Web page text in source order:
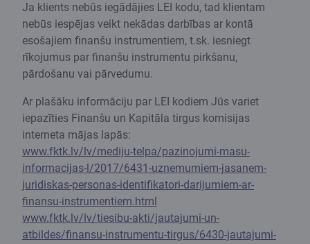
Ja klients nebūs iegādājies LEI kodu, tad klientam
nebūs iespējas veikt nekādas darbības ar kontā
esošajiem finanšu instrumentiem, t.sk. iesniegt
rīkojumus par finanšu instrumentu pirkšanu,
pārdošanu vai pārvedumu.
Ar plašāku informāciju par LEI kodiem Jūs variet
iepazīties Finanšu un Kapitāla tirgus komisijas
interneta mājas lapās:
www.fktk.lv/lv/mediju-telpa/pazinojumi-masu-
informacijas-l/2017/6431-uznemumiem-jasanem-
juridiskas-personas-identifikatori-darijumiem-ar-
finansu-instrumentiem.html
www.fktk.lv/lv/tiesibu-akti/jautajumi-un-
atbildes/finansu-instrumentu-tirgus/6430-jautajumi-